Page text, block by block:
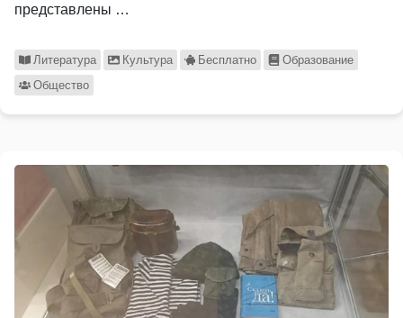
представлены …
Литература Культура Бесплатно
Образование
Общество